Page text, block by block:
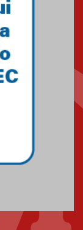
ressalta o